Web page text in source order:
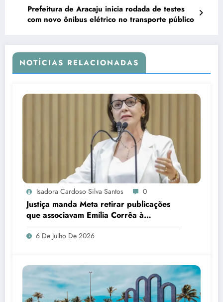
Prefeitura de Aracaju inicia rodada de testes
com novo ônibus elétrico no transporte público
NOTÍCIAS RELACIONADAS
Isadora Cardoso Silva Santos 0
Justiça manda Meta retirar publicações
que associavam Emília Corrêa à
corrupção e identificar responsáveis
6 De Julho De 2026